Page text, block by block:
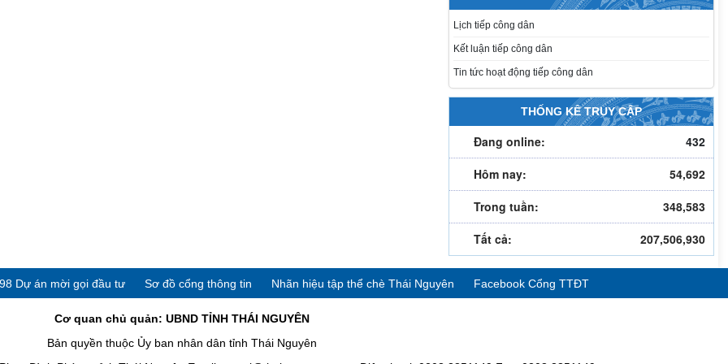
Lịch tiếp công dân
Kết luận tiếp công dân
Tin tức hoạt động tiếp công dân
THỐNG KÊ TRUY CẬP
Đang online:
432
Hôm nay:
54,692
Trong tuần:
348,583
Tất cả:
207,506,930
Dự án mời gọi đầu tư Sơ đồ cổng thông tin Nhãn hiệu tập thể chè Thái Nguyên Facebook Cổng TTĐT
Cơ quan chủ quản: UBND TỈNH THÁI NGUYÊN
Bản quyền thuộc Ủy ban nhân dân tỉnh Thái Nguyên